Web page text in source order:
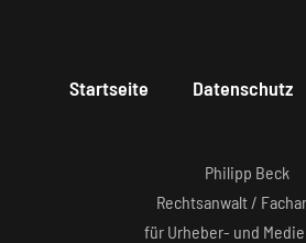
Startseite Datenschutz
Philipp Beck
Rechtsanwalt /
für Urheber- und